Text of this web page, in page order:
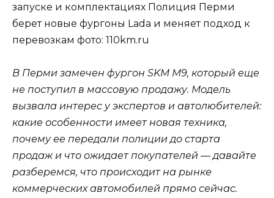
запуске и комплектациях Полиция Перми
берет новые фургоны Lada и меняет подход к
перевозкам фото: 110km.ru
В Перми замечен фургон SKM M9, который еще
не поступил в массовую продажу. Модель
вызвала интерес у экспертов и автолюбителей:
какие особенности имеет новая техника,
почему ее передали полиции до старта
продаж и что ожидает покупателей — давайте
разберемся, что происходит на рынке
коммерческих автомобилей прямо сейчас.